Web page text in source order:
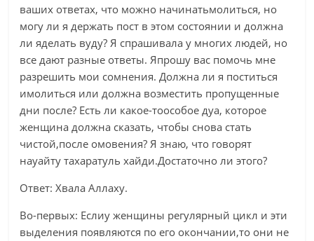
ваших ответах, что можно начинатьмолиться, но
могу ли я держать пост в этом состоянии и должна
ли яделать вуду? Я спрашивала у многих людей, но
все дают разные ответы. Япрошу вас помочь мне
разрешить мои сомнения. Должна ли я поститься
имолиться или должна возместить пропущенные
дни после? Есть ли какое-тоособое дуа, которое
женщина должна сказать, чтобы снова стать
чистой,после омовения? Я знаю, что говорят
науайту тахаратуль хайди.Достаточно ли этого?
Ответ: Хвала Аллаху.
Во-первых: Еслиу женщины регулярный цикл и эти
выделения появляются по его окончании,то они не